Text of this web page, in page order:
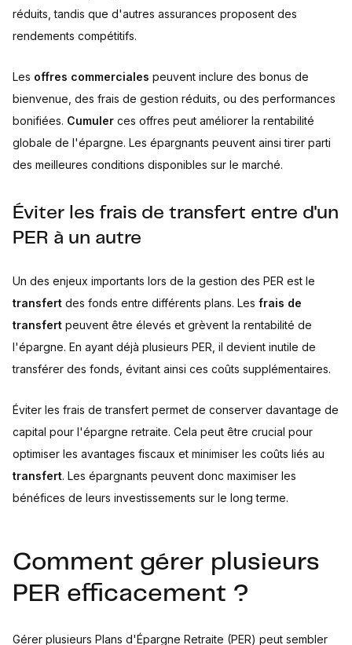
réduits, tandis que d'autres assurances proposent des
rendements compétitifs.
Les offres commerciales peuvent inclure des bonus de
bienvenue, des frais de gestion réduits, ou des performances
bonifiées. Cumuler ces offres peut améliorer la rentabilité
globale de l'épargne. Les épargnants peuvent ainsi tirer parti
des meilleures conditions disponibles sur le marché.
Éviter les frais de transfert entre d'un
PER à un autre
Un des enjeux importants lors de la gestion des PER est le
transfert des fonds entre différents plans. Les frais de
transfert peuvent être élevés et grèvent la rentabilité de
l'épargne. En ayant déjà plusieurs PER, il devient inutile de
transférer des fonds, évitant ainsi ces coûts supplémentaires.
Éviter les frais de transfert permet de conserver davantage de
capital pour l'épargne retraite. Cela peut être crucial pour
optimiser les avantages fiscaux et minimiser les coûts liés au
transfert. Les épargnants peuvent donc maximiser les
bénéfices de leurs investissements sur le long terme.
Comment gérer plusieurs
PER efficacement ?
Gérer plusieurs Plans d'Épargne Retraite (PER) peut sembler